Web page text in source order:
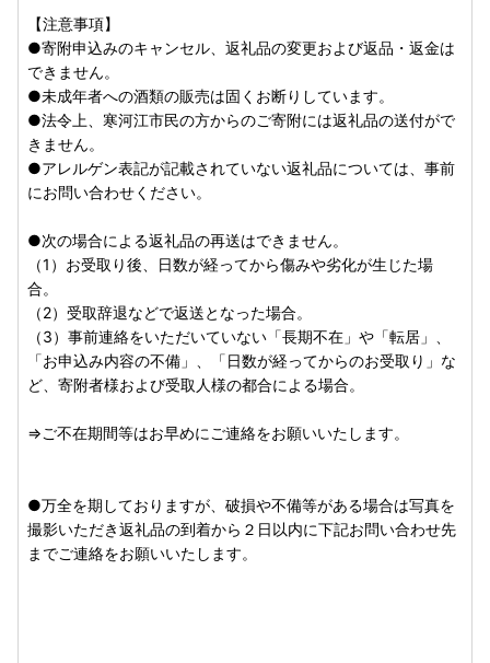
寒河江市からお送りする申請書には、お申込みの際に【寄附
者情報】にご入力いただいた氏名・ご住所等の情報が印字さ
れております。変更・誤り等がございましたら、二重線と訂
正印で訂正のうえ、ご返送ください。
※注意事項※
○申請書ご訂正および、変更届出書・オンライン申請時の住
所変更による返礼品のご送付先変更はお受けできません。別
○オンライン申請や、ダウンロードされた申請書のご提出
が、寒河江市からのワンストップ申請書等のご郵送と入れ違
いとなる場合があります。予めご了承ください。
○複数回ご寄附をいただいている場合は、ご寄附ごとに申請
のお手続きが必要です。
○受付完了のご連絡は寄附申込時に登録されたメールアドレ
estop-lg.jp」の受信設定をお願いいたします。
【注意事項】
●寄附申込みのキャンセル、返礼品の変更および返品・返金は
できません。
●未成年者への酒類の販売は固くお断りしています。
●法令上、寒河江市民の方からのご寄附には返礼品の送付がで
きません。
●アレルゲン表記が記載されていない返礼品については、事前
にお問い合わせください。
●次の場合による返礼品の再送はできません。
（1）お受取り後、日数が経ってから傷みや劣化が生じた場
合。
（2）受取辞退などで返送となった場合。
（3）事前連絡をいただいていない「長期不在」や「転居」、
「お申込み内容の不備」、「日数が経ってからのお受取り」な
ど、寄附者様および受取人様の都合による場合。
⇒ご不在期間等はお早めにご連絡をお願いいたします。
●万全を期しておりますが、破損や不備等がある場合は写真を
撮影いただき返礼品の到着から２日以内に下記お問い合わせ先
までご連絡をお願いいたします。